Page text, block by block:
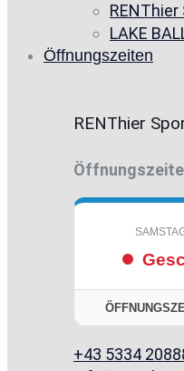
RENThier
LAKE
Öffnungszeiten
RENThier
+43 5334